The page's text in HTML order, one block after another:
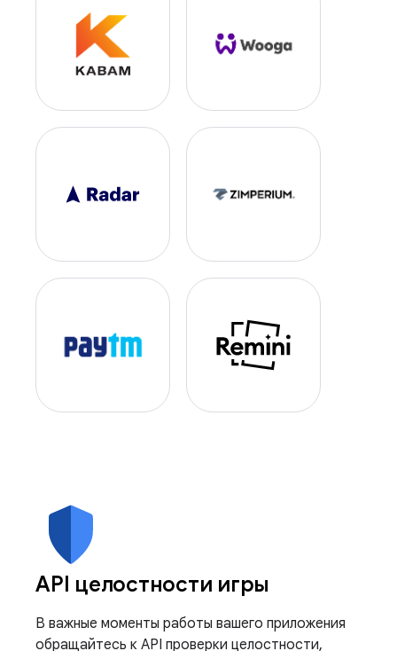
API целостности игры
В важные моменты работы вашего приложения
обращайтесь к API проверки целостности,